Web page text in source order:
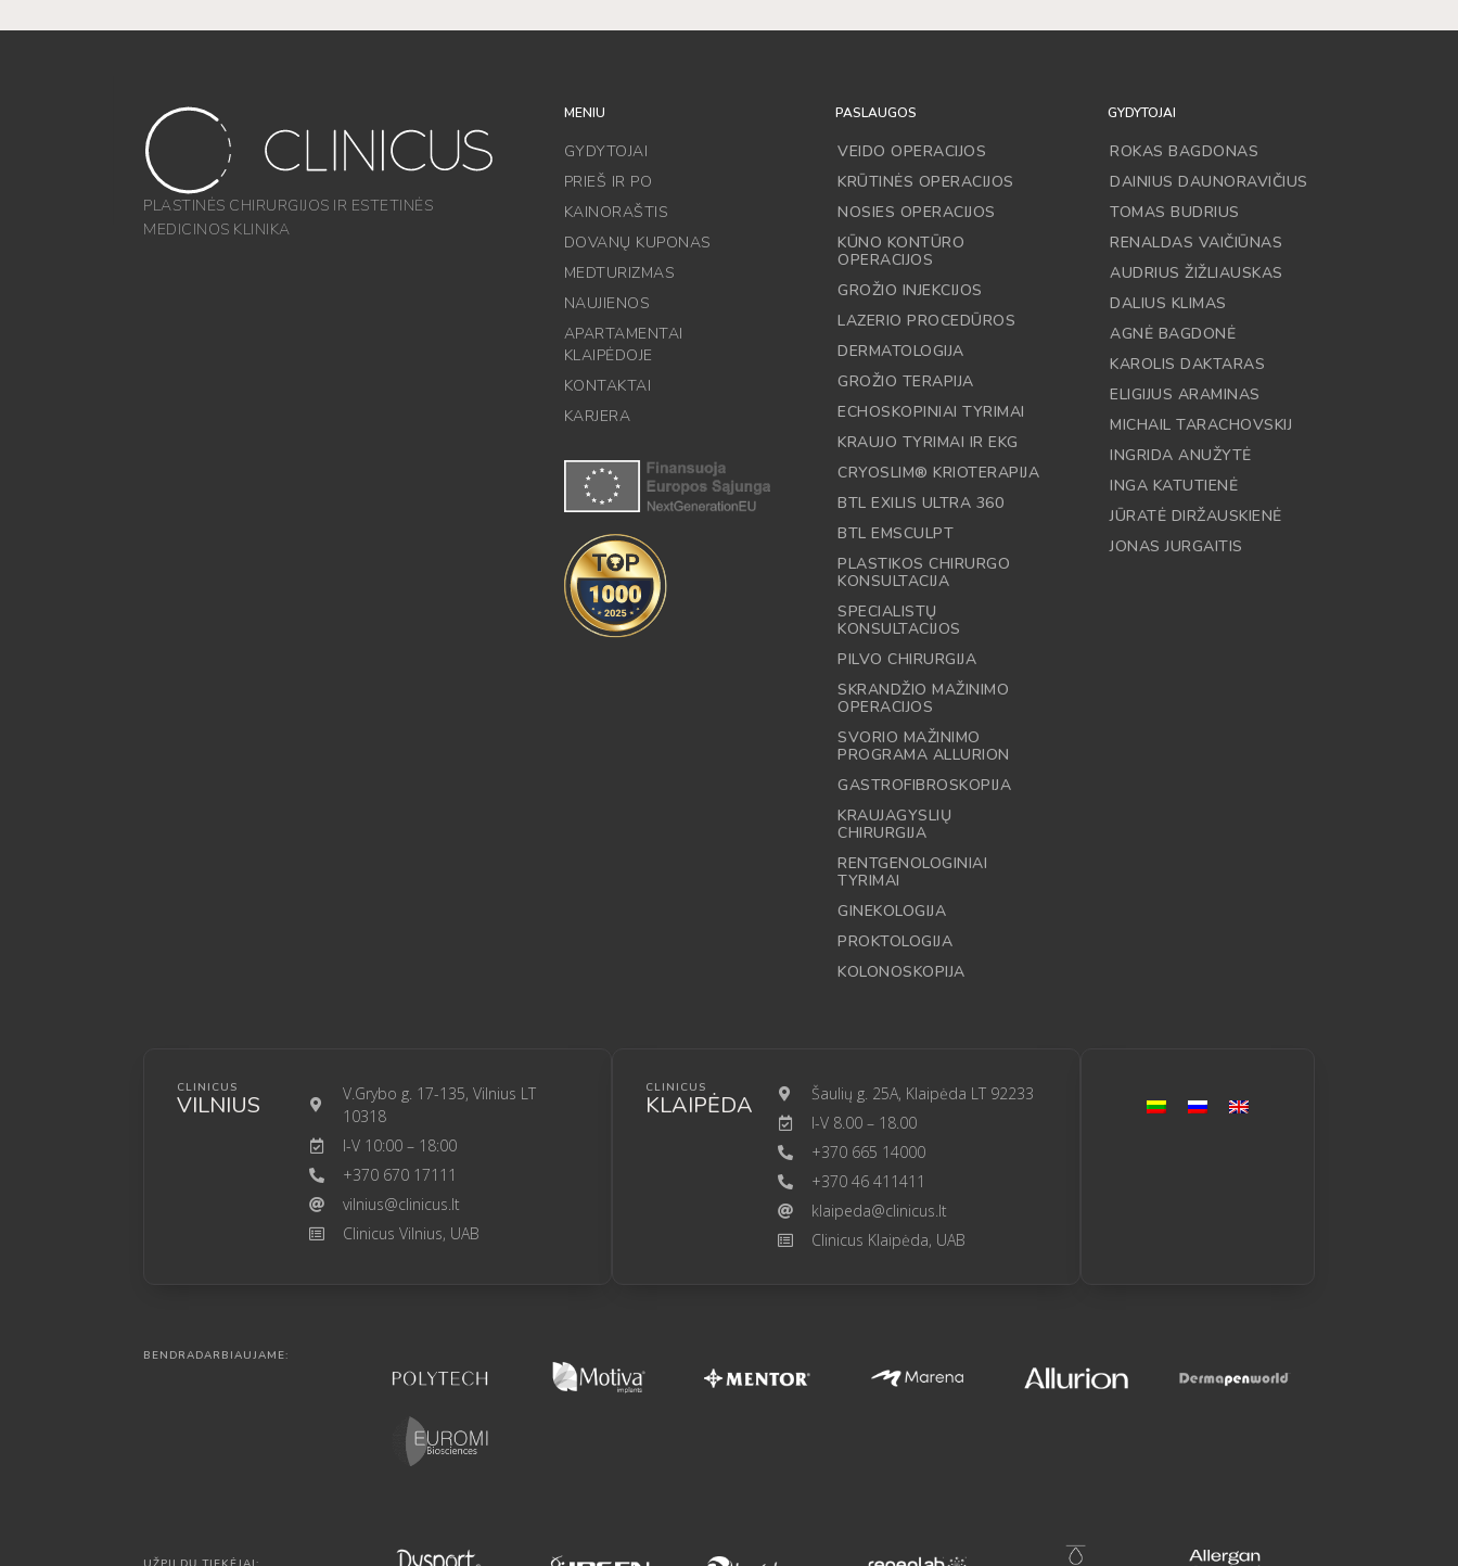
PLASTINĖS CHIRURGIJOS IR ESTETINĖS
MEDICINOS KLINIKA
MENIU
GYDYTOJAI
PRIEŠ IR PO
KAINORAŠTIS
DOVANŲ KUPONAS
MEDTURIZMAS
NAUJIENOS
APARTAMENTAI
KLAIPĖDOJE
KONTAKTAI
KARJERA
PASLAUGOS
VEIDO OPERACIJOS
KRŪTINĖS OPERACIJOS
NOSIES OPERACIJOS
KŪNO KONTŪRO
OPERACIJOS
GROŽIO INJEKCIJOS
LAZERIO PROCEDŪROS
DERMATOLOGIJA
GROŽIO TERAPIJA
ECHOSKOPINIAI TYRIMAI
KRAUJO TYRIMAI IR EKG
CRYOSLIM® KRIOTERAPIJA
BTL EXILIS ULTRA 360
BTL EMSCULPT
PLASTIKOS CHIRURGO
KONSULTACIJA
SPECIALISTŲ
KONSULTACIJOS
PILVO CHIRURGIJA
SKRANDŽIO MAŽINIMO
OPERACIJOS
SVORIO MAŽINIMO
PROGRAMA ALLURION
GASTROFIBROSKOPIJA
KRAUJAGYSLIŲ
CHIRURGIJA
RENTGENOLOGINIAI
TYRIMAI
GINEKOLOGIJA
PROKTOLOGIJA
KOLONOSKOPIJA
GYDYTOJAI
ROKAS BAGDONAS
DAINIUS DAUNORAVIČIUS
TOMAS BUDRIUS
RENALDAS VAIČIŪNAS
AUDRIUS ŽIŽLIAUSKAS
DALIUS KLIMAS
AGNĖ BAGDONĖ
KAROLIS DAKTARAS
ELIGIJUS ARAMINAS
MICHAIL TARACHOVSKIJ
INGRIDA ANUŽYTĖ
INGA KATUTIENĖ
JŪRATĖ DIRŽAUSKIENĖ
JONAS JURGAITIS
CLINICUS
VILNIUS
V.Grybo g. 17-135, Vilnius LT
10318
I-V 10:00 – 18:00
+370 670 17111
vilnius@clinicus.lt
Clinicus Vilnius, UAB
CLINICUS
KLAIPĖDA
Šaulių g. 25A, Klaipėda LT 92233
I-V 8.00 – 18.00
+370 665 14000
+370 46 411411
klaipeda@clinicus.lt
Clinicus Klaipėda, UAB
BENDRADARBIAUJAME: